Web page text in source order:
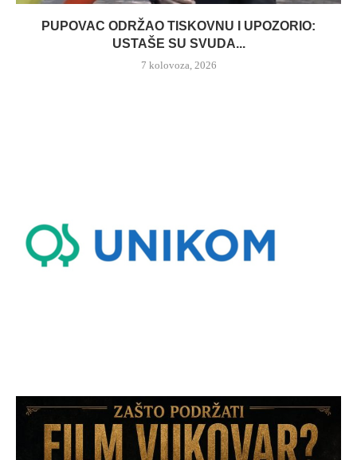
PUPOVAC ODRŽAO TISKOVNU I UPOZORIO:
USTAŠE SU SVUDA...
7 kolovoza, 2026